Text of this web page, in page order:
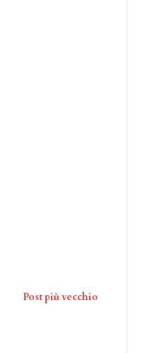
Post più vecchio